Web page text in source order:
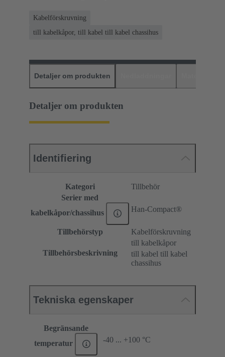
Kabelförskruvning
till kabelkåpor, till kabel till kabel chassihus
Detaljer om produkten
Detaljer om produkten
Identifiering
Kategori
Tillbehör
Serier med
kabelkåpor/chassihus
Han-Compact®
Tillbehörstyp Kabelförskruvning
Tillbehörsbeskrivning
till kabelkåpor
till kabel till kabel
chassihus
Tekniska egenskaper
Begränsande
temperatur
-40 ... +100 °C